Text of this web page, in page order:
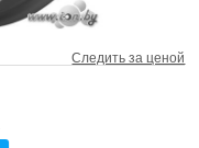
Следить за ценой